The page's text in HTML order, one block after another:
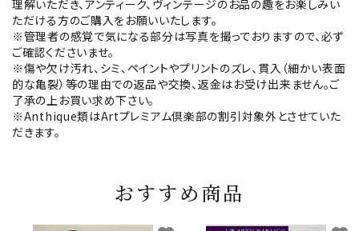
理解いただき、アンティーク、ヴィンテージのお品の趣をお楽しみい
ただける方のご購入をお願いいたします。
※管理者の感覚で気になる部分は写真を撮っておりますので、必ず
ご確認くださいませ。
※傷や欠け汚れ、シミ、ペイントやプリントのズレ、貫入（細かい表面
的な亀裂）等の理由での返品や交換、返金はお受け出来ません。ご
了承の上お買い求め下さい。
※Anthique類はArtプレミアム倶楽部の割引対象外とさせていた
だきます。
おすすめ商品